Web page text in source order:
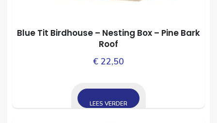
Blue Tit Birdhouse – Nesting Box – Pine Bark
Roof
€ 22,50
LEES VERDER